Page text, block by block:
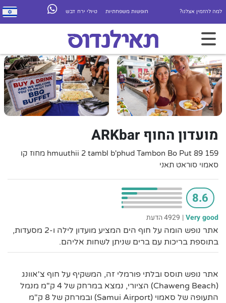
למה להזמין אצלנו? חופשות משפחתיות טיולי ירח דבש
מועדון החוף ARKbar
159 89 hmuuthii 2 tambl b'phud Tambon Bo Put מחוז קו
סאמוי סוראט תאני
8.6
Very good
| 4929 הדעת
אתר נופש הומה על חוף הים המציע מועדון לילה ו-2 מסעדות,
בתוספת בריכות עם ברים שניתן לשחות אליהם.
אתר נופש תוסס ובלתי פורמלי זה, המשקיף על חוף צ'אוונג
(Chaweng Beach) הציורי, נמצא במרחק של 4 ק"מ מנמל
התעופה של סאמוי (Samui Airport) ובמרחק של 8 ק"מ